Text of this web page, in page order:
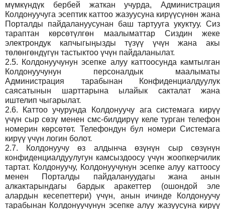
мүмкүндүк бербей жаткан учурда, Администрация
Колдонуучуга эсептик каттоо жазуусуна кирүүсүнөн жана
Порталды пайдалануусунан баш тартууга укуктуу. Сиз
тараптан көрсөтүлгөн маалыматтар Сиздин жеке
электрондук капчыгыңызды түзүү үчүн жана акы
төлөнгөндүгүн тастыктоо үчүн пайдаланылат.
2.5. Колдонуучунун эсепке алуу каттоосунда камтылган
Колдонуучунун персоналдык маалыматы
Администрация тарабынан Конфиденциалдуулук
саясатынын шарттарына ылайык сакталат жана
иштелип чыгарылат.
2.6.
Каттоо учурунда Колдонуучу ага системага кирүү
үчүн сыр сөзү менен смс-билдирүү келе турган телефон
номерин көрсөтөт. Телефондун бул номери Системага
кирүү үчүн логин болот.
2.7.
Колдонуучу өз алдынча өзүнүн сыр сөзүнүн
конфиденциалдуулугун камсыздоосу үчүн жоопкерчилик
тартат. Колдонуучу, Колдонуучунун эсепке алуу каттоосу
менен Порталды пайдалануудагы жана анын
алкактарындагы бардык аракеттер (ошондой эле
алардын кесепеттери) үчүн, анын ичинде Колдонуучу
тарабынан Колдонуучунун эсепке алуу жазуусуна кирүү